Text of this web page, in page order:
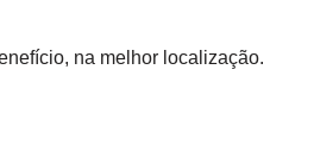
na melhor localização.